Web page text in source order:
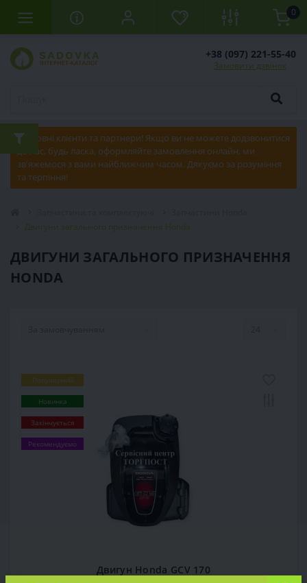
0
+38 (097) 221-55-40
Замовити дзвінок
Шановні клієнти та партнери! Якщо ви не можете додзвонитися
до нас, будь ласка, оформляйте замовлення онлайн, ми
зв'яжемося з вами найближчим часом. Дякуємо за розуміння
та терпіння!
Двигуни загального призначення Honda
ДВИГУНИ ЗАГАЛЬНОГО ПРИЗНАЧЕННЯ
HONDA
Популярний
Новинка
Закінчується
Рекомендуємо
Двигун Honda GCV 170